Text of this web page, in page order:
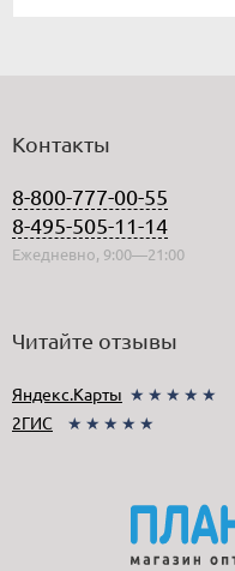
Контакты
8-800-777-00-55
8-495-505-11-14
Ежедневно, 9:00—21:00
Читайте отзывы
Яндекс.Карты ★★★★★
2ГИС
★★★★★